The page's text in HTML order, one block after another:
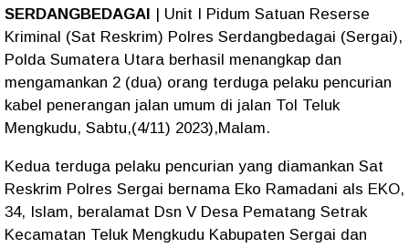
SERDANGBEDAGAI | Unit I Pidum Satuan Reserse
Kriminal (Sat Reskrim) Polres Serdangbedagai (Sergai),
Polda Sumatera Utara berhasil menangkap dan
mengamankan 2 (dua) orang terduga pelaku pencurian
kabel penerangan jalan umum di jalan Tol Teluk
Mengkudu, Sabtu,(4/11) 2023),Malam.
Kedua terduga pelaku pencurian yang diamankan Sat
Reskrim Polres Sergai bernama Eko Ramadani als EKO,
34, Islam, beralamat Dsn V Desa Pematang Setrak
Kecamatan Teluk Mengkudu Kabupaten Sergai dan